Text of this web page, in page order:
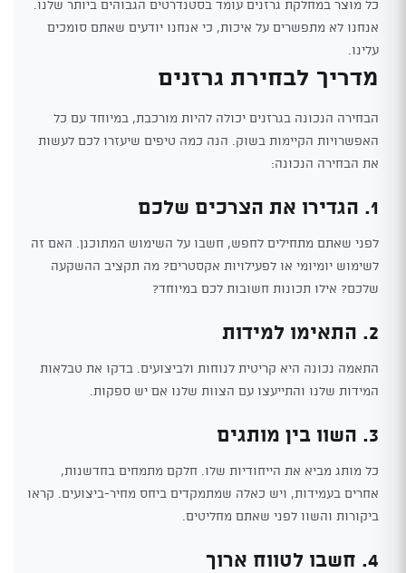
כל מוצר במחלקת גרזנים עומד בסטנדרטים הגבוהים ביותר שלנו.
אנחנו לא מתפשרים על איכות, כי אנחנו יודעים שאתם סומכים
עלינו.
מדריך לבחירת גרזנים
הבחירה הנכונה בגרזנים יכולה להיות מורכבת, במיוחד עם כל
האפשרויות הקיימות בשוק. הנה כמה טיפים שיעזרו לכם לעשות
את הבחירה הנכונה:
1. הגדירו את הצרכים שלכם
לפני שאתם מתחילים לחפש, חשבו על השימוש המתוכנן. האם זה
לשימוש יומיומי או לפעילויות אקסטרים? מה תקציב ההשקעה
שלכם? אילו תכונות חשובות לכם במיוחד?
2. התאימו למידות
התאמה נכונה היא קריטית לנוחות ולביצועים. בדקו את טבלאות
המידות שלנו והתייעצו עם הצוות שלנו אם יש ספקות.
3. השוו בין מותגים
כל מותג מביא את הייחודיות שלו. חלקם מתמחים בחדשנות,
אחרים בעמידות, ויש כאלה שמתמקדים ביחס מחיר-ביצועים. קראו
ביקורות והשוו לפני שאתם מחליטים.
4. חשבו לטווח ארוך